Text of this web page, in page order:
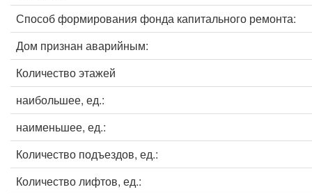
Способ формирования фонда капитального ремонта:
Дом признан аварийным:
Количество этажей
наибольшее, ед.:
наименьшее, ед.:
Количество подъездов, ед.:
Количество лифтов, ед.: